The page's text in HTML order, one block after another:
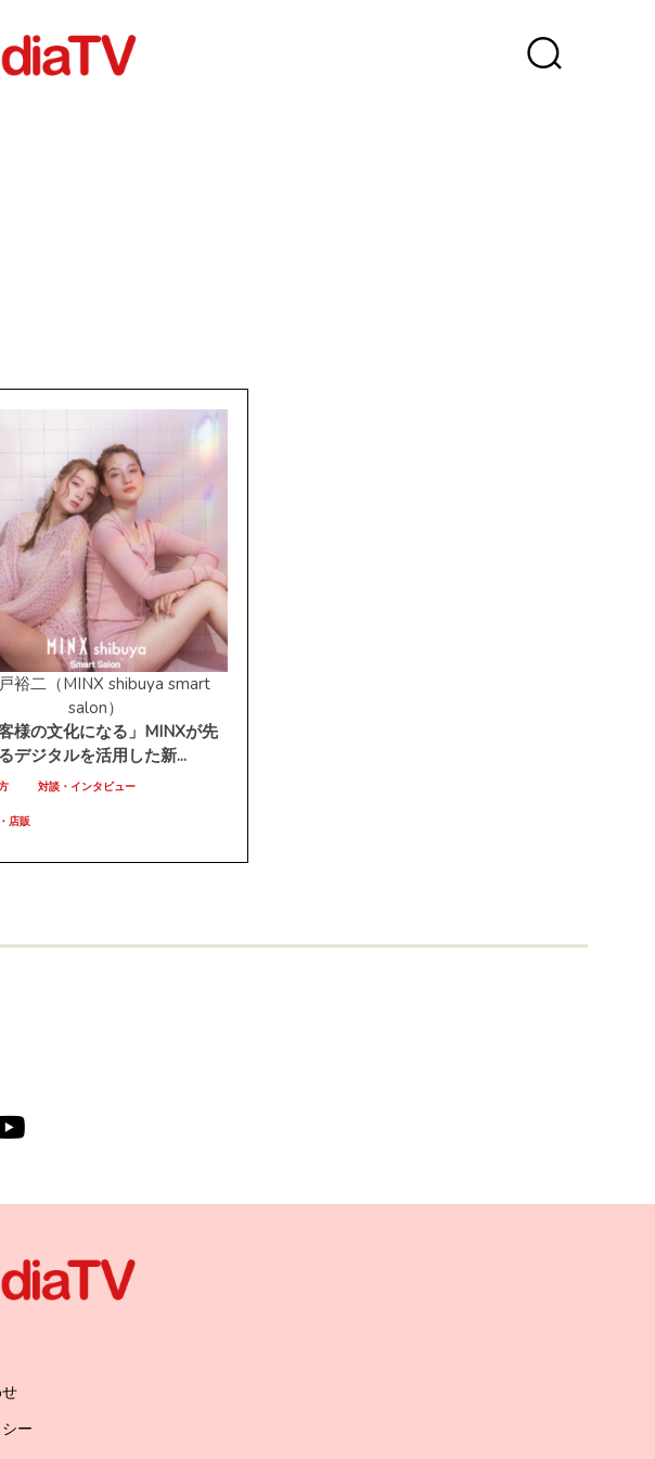
裕二（MINX shibuya smart
salon）
客様の文化になる」MINXが先
デジタルを活用した新...
対談・インタビュー
店販
ー